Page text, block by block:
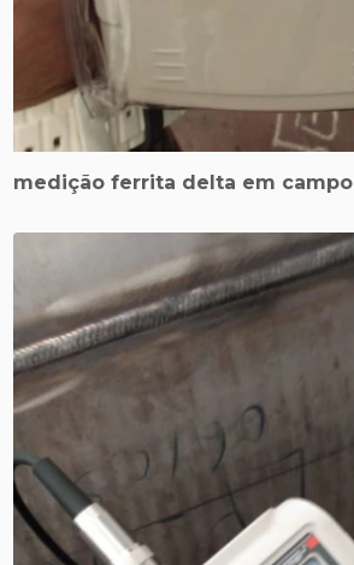
medição ferrita delta em campo